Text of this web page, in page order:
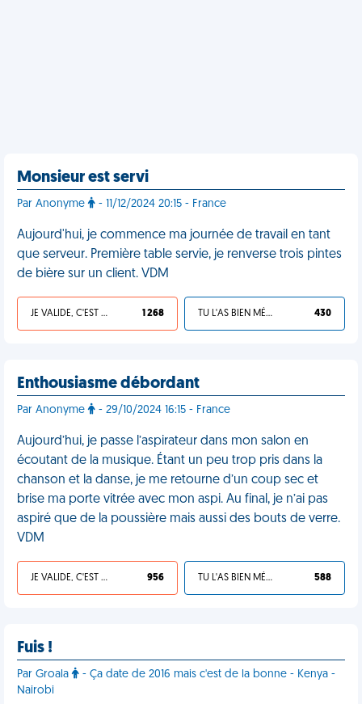
Monsieur est servi
Par Anonyme - 11/12/2024 20:15 - France
Aujourd'hui, je commence ma journée de travail en tant
que serveur. Première table servie, je renverse trois pintes
de bière sur un client. VDM
JE VALIDE, C'EST UNE VDM 1 268 TU L'AS BIEN MÉRITÉ 430
Enthousiasme débordant
Par Anonyme - 29/10/2024 16:15 - France
Aujourd’hui, je passe l’aspirateur dans mon salon en
écoutant de la musique. Étant un peu trop pris dans la
chanson et la danse, je me retourne d’un coup sec et
brise ma porte vitrée avec mon aspi. Au final, je n’ai pas
aspiré que de la poussière mais aussi des bouts de verre.
VDM
JE VALIDE, C'EST UNE VDM 956 TU L'AS BIEN MÉRITÉ 588
Fuis !
Par Groala
- Ça date de 2016 mais c'est de la bonne - Kenya -
Nairobi